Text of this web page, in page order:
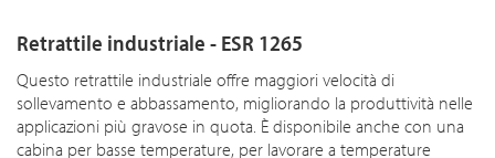
Retrattile industriale - ESR 1265
Questo retrattile industriale offre maggiori velocità di
sollevamento e abbassamento, migliorando la produttività nelle
applicazioni più gravose in quota. È disponibile anche con una
cabina per basse temperature, per lavorare a temperature